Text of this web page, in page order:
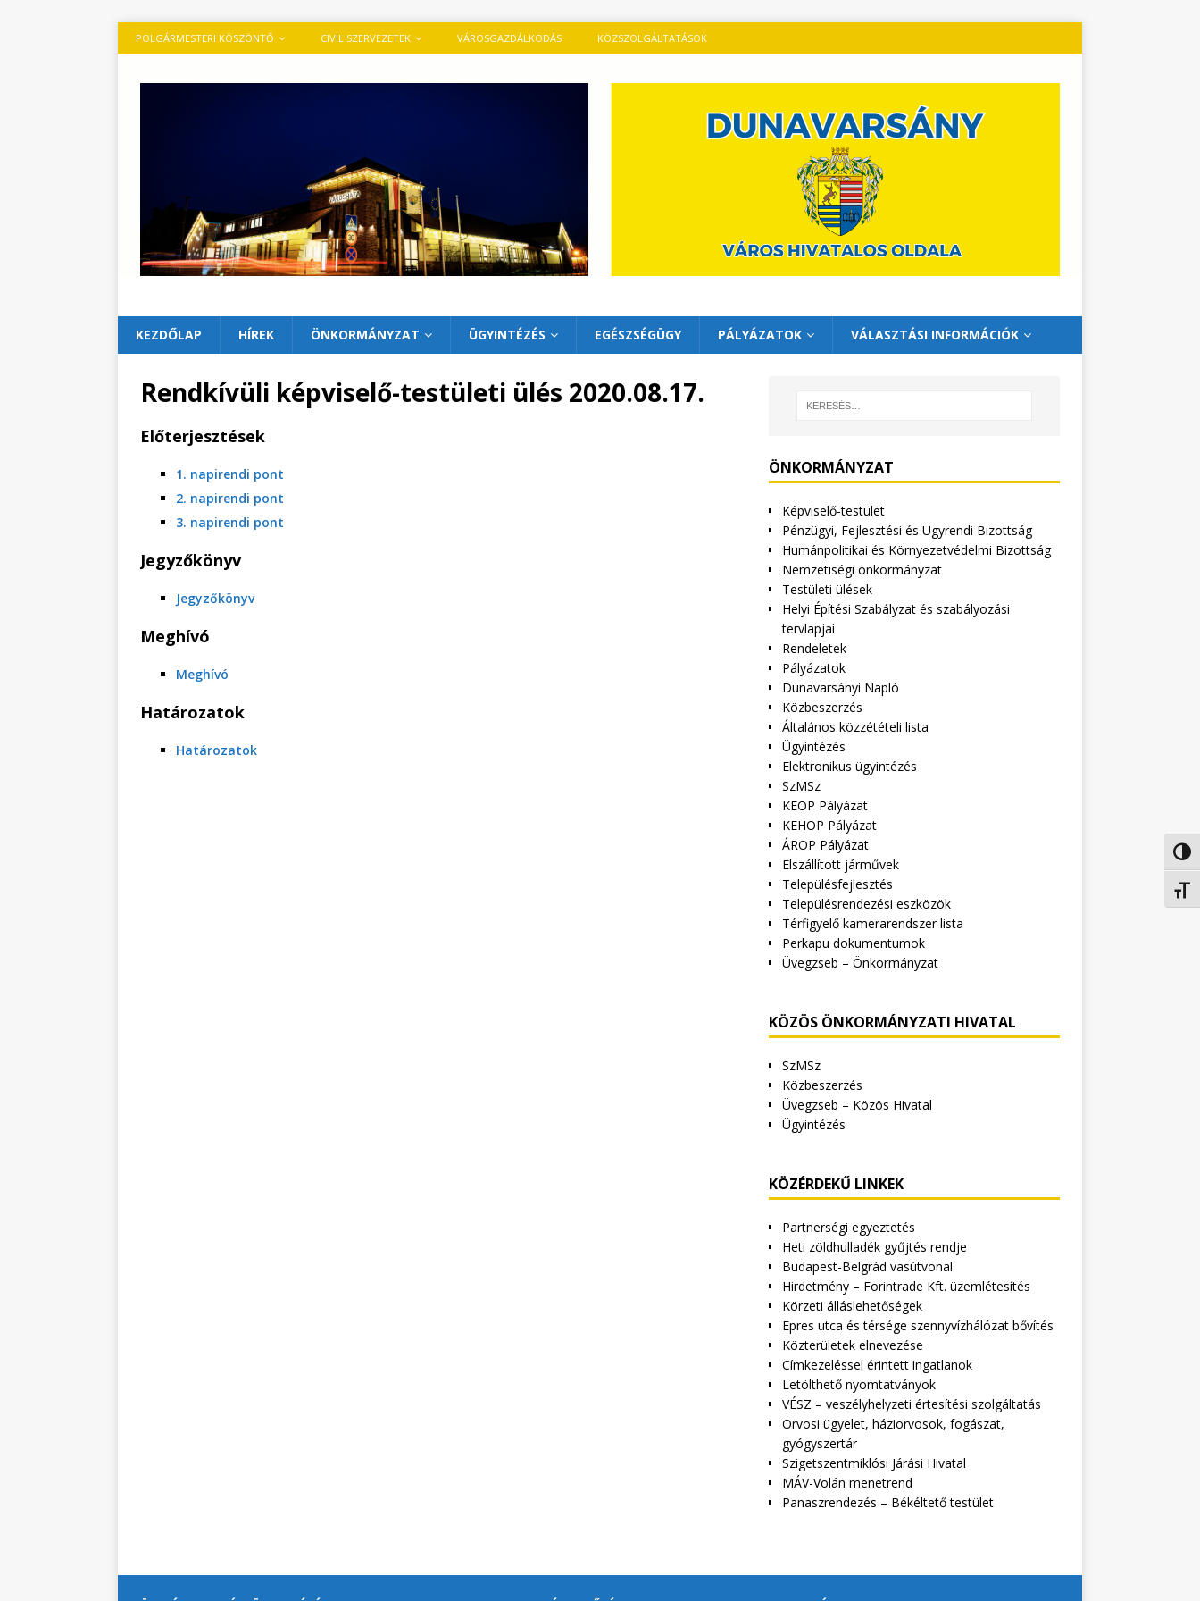
POLGÁRMESTERI KÖSZÖNTŐ CIVIL SZERVEZETEK VÁROSGAZDÁLKODÁS KÖZSZOLGÁLTATÁSOK
KEZDŐLAP HÍREK ÖNKORMÁNYZAT ÜGYINTÉZÉS EGÉSZSÉGÜGY PÁLYÁZATOK VÁLASZTÁSI INFORMÁCIÓK
Rendkívüli képviselő-testületi ülés 2020.08.17.
Előterjesztések
1. napirendi pont
2. napirendi pont
3. napirendi pont
Jegyzőkönyv
Jegyzőkönyv
Meghívó
Meghívó
Határozatok
Határozatok
ÖNKORMÁNYZAT
Képviselő-testület
Pénzügyi, Fejlesztési és Ügyrendi Bizottság
Humánpolitikai és Környezetvédelmi Bizottság
Nemzetiségi önkormányzat
Testületi ülések
Helyi Építési Szabályzat és szabályozási
tervlapjai
Rendeletek
Pályázatok
Dunavarsányi Napló
Közbeszerzés
Általános közzétételi lista
Ügyintézés
Elektronikus ügyintézés
SzMSz
KEOP Pályázat
KEHOP Pályázat
ÁROP Pályázat
Elszállított járművek
Településfejlesztés
Településrendezési eszközök
Térfigyelő kamerarendszer lista
Perkapu dokumentumok
Üvegzseb – Önkormányzat
KÖZÖS ÖNKORMÁNYZATI HIVATAL
SzMSz
Közbeszerzés
Üvegzseb – Közös Hivatal
Ügyintézés
KÖZÉRDEKŰ LINKEK
Partnerségi egyeztetés
Heti zöldhulladék gyűjtés rendje
Budapest-Belgrád vasútvonal
Hirdetmény – Forintrade Kft. üzemlétesítés
Körzeti álláslehetőségek
Epres utca és térsége szennyvízhálózat bővítés
Közterületek elnevezése
Címkezeléssel érintett ingatlanok
Letölthető nyomtatványok
VÉSZ – veszélyhelyzeti értesítési szolgáltatás
Orvosi ügyelet, háziorvosok, fogászat,
gyógyszertár
Szigetszentmiklósi Járási Hivatal
MÁV-Volán menetrend
Panaszrendezés – Békéltető testület